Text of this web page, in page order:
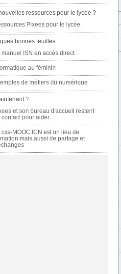
ressources pour le lycée ?
Pixees pour le lycée.
bonnes feuilles:
manuel ISN en accès direct
au féminin
de métiers du numérique
?
et son bureau d'accueil restent
contact pour aider
cxs-MOOC ICN est un lieu de
mais aussi de partage et